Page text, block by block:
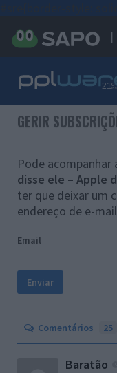
GERIR
Pode acompanhar
disse ele – Apple
ter que deixar um
endereço de e-
Email
Comentários 25
Baratão